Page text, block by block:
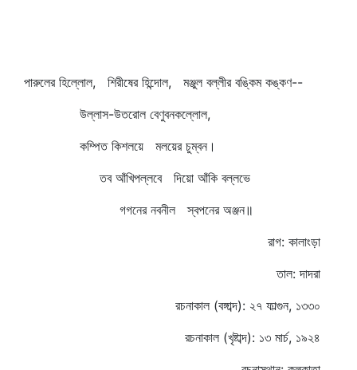
পারুলের হিল্লোল, শিরীষের হিন্দোল, মঞ্জুল বল্লীর বঙ্কিম কঙ্কণ--
উল্লাস-উতরোল বেণুবনকল্লোল,
কম্পিত কিশলয়ে মলয়ের চুম্বন।
তব আঁখিপল্লবে দিয়ো আঁকি বল্লভে
গগনের নবনীল স্বপনের অঞ্জন॥
রাগ: কালাংড়া
তাল: দাদরা
রচনাকাল (বঙ্গাব্দ): ২৭ ফাল্গুন, ১৩৩০
রচনাকাল (খৃষ্টাব্দ): ১৩ মার্চ, ১৯২৪